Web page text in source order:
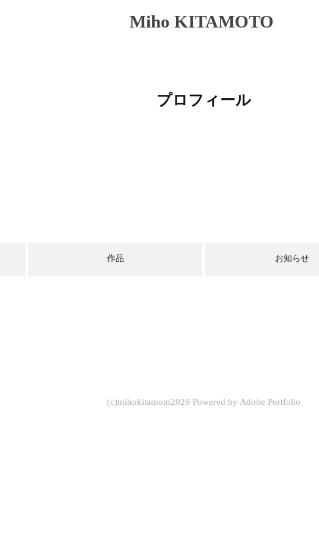
Miho KITAMOTO
プロフィール
作品 お知らせ
(c)mihokitamoto2026 Powered by Adobe Portfolio